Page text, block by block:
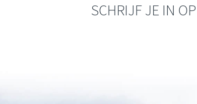
SCHRIJF JE IN